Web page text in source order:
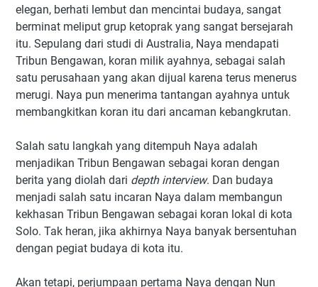
elegan, berhati lembut dan mencintai budaya, sangat
berminat meliput grup ketoprak yang sangat bersejarah
itu. Sepulang dari studi di Australia, Naya mendapati
Tribun Bengawan, koran milik ayahnya, sebagai salah
satu perusahaan yang akan dijual karena terus menerus
merugi. Naya pun menerima tantangan ayahnya untuk
membangkitkan koran itu dari ancaman kebangkrutan.
Salah satu langkah yang ditempuh Naya adalah
menjadikan Tribun Bengawan sebagai koran dengan
berita yang diolah dari depth interview. Dan budaya
menjadi salah satu incaran Naya dalam membangun
kekhasan Tribun Bengawan sebagai koran lokal di kota
Solo. Tak heran, jika akhirnya Naya banyak bersentuhan
dengan pegiat budaya di kota itu.
Akan tetapi, perjumpaan pertama Naya dengan Nun